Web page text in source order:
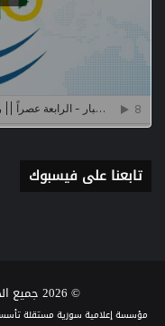
تابعنا على فيسبوك
© 2026 جميع الحقوق محفوظة لفرش أون لاين